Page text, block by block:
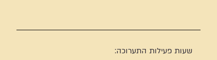
שעות פעילות התערוכה: